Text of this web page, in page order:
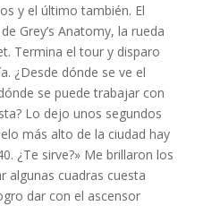
y el último también. El
Grey’s Anatomy, la rueda
Termina el tour y disparo
¿Desde dónde se ve el
se puede trabajar con
Lo dejo unos segundos
más alto de la ciudad hay
¿Te sirve?» Me brillaron los
algunas cuadras cuesta
dar con el ascensor